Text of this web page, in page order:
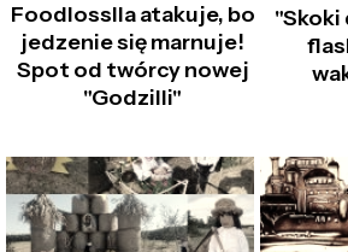
Foodlosslla atakuje, bo
jedzenie się marnuje!
Spot od twórcy nowej
"Godzilli"
"Skoki